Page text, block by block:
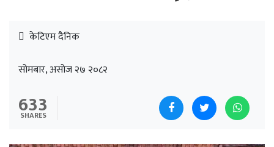
केटिएम दैनिक
सोमबार, असोज २७ २०८२
633
SHARES